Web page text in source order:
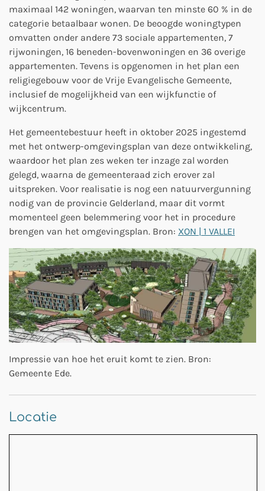
maximaal 142 woningen, waarvan ten minste 60 % in de
categorie betaalbaar wonen. De beoogde woningtypen
omvatten onder andere 73 sociale appartementen, 7
rijwoningen, 16 beneden-bovenwoningen en 36 overige
appartementen. Tevens is opgenomen in het plan een
religiegebouw voor de Vrije Evangelische Gemeente,
inclusief de mogelijkheid van een wijkfunctie of
wijkcentrum.
Het gemeentebestuur heeft in oktober 2025 ingestemd
met het ontwerp-omgevingsplan van deze ontwikkeling,
waardoor het plan zes weken ter inzage zal worden
gelegd, waarna de gemeenteraad zich erover zal
uitspreken. Voor realisatie is nog een natuurvergunning
nodig van de provincie Gelderland, maar dit vormt
momenteel geen belemmering voor het in procedure
brengen van het omgevingsplan. Bron: XON | 1 VALLEI
Impressie van hoe het eruit komt te zien. Bron:
Gemeente Ede.
Locatie